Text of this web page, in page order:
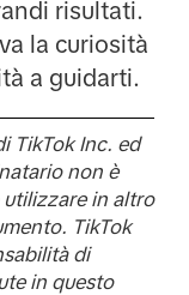
risultati.
la curiosità
a guidarti.
TikTok Inc. ed
non è
in altro
TikTok
di
in questo